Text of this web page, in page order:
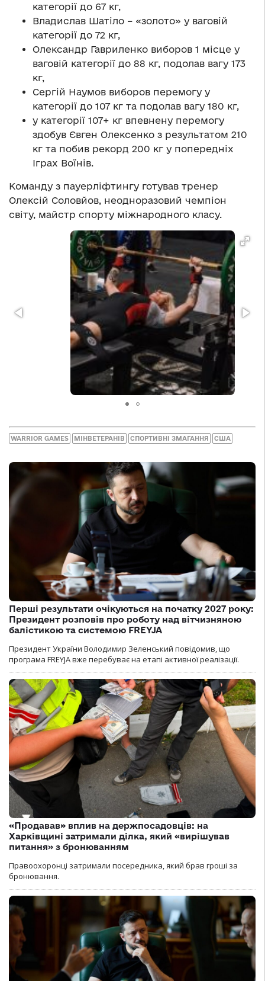
категорії до 67 кг,
Владислав Шатіло – «золото» у ваговій
категорії до 72 кг,
Олександр Гавриленко виборов 1 місце у
ваговій категорії до 88 кг, подолав вагу 173
кг,
Сергій Наумов виборов перемогу у
категорії до 107 кг та подолав вагу 180 кг,
у категорії 107+ кг впевнену перемогу
здобув Євген Олексенко з результатом 210
кг та побив рекорд 200 кг у попередніх
Іграх Воїнів.
Команду з пауерліфтингу готував тренер
Олексій Соловйов, неодноразовий чемпіон
світу, майстр спорту міжнародного класу.
WARRIOR GAMES МІНВЕТЕРАНІВ СПОРТИВНІ ЗМАГАННЯ США
Перші результати очікуються на початку 2027 року:
Президент розповів про роботу над вітчизняною
балістикою та системою FREYJA
Президент України Володимир Зеленський повідомив, що
програма FREYJA вже перебуває на етапі активної реалізації.
«Продавав» вплив на держпосадовців: на
Харківщині затримали ділка, який «вирішував
питання» з бронюванням
Правоохоронці затримали посередника, який брав гроші за
бронювання.